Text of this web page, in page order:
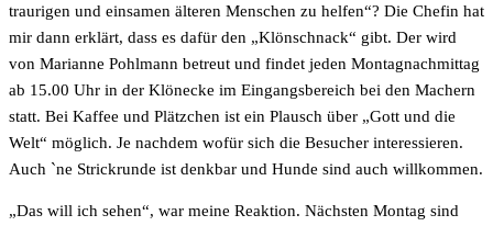
traurigen und einsamen älteren Menschen zu helfen“? Die Chefin hat
mir dann erklärt, dass es dafür den „Klönschnack“ gibt. Der wird
von Marianne Pohlmann betreut und findet jeden Montagnachmittag
ab 15.00 Uhr in der Klönecke im Eingangsbereich bei den Machern
statt. Bei Kaffee und Plätzchen ist ein Plausch über „Gott und die
Welt“ möglich. Je nachdem wofür sich die Besucher interessieren.
Auch `ne Strickrunde ist denkbar und Hunde sind auch willkommen.
„Das will ich sehen“, war meine Reaktion. Nächsten Montag sind